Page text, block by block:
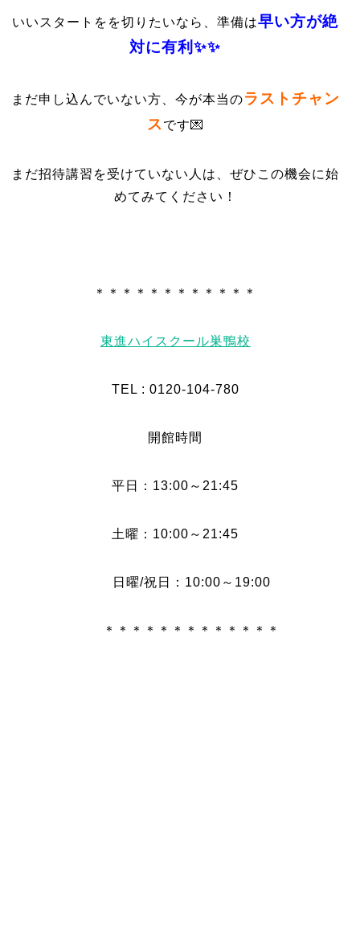
いいスタートをを切りたいなら、準備は早い方が絶
対に有利✨✨
まだ申し込んでいない方、今が本当のラストチャン
ス です💌
まだ招待講習を受けていない人は、ぜひこの機会に始
めてみてください！
＊＊＊＊＊＊＊＊＊＊＊＊
東進ハイスクール巣鴨校
TEL : 0120-104-780
開館時間
平日：13:00～21:45
土曜：10:00～21:45
日曜/祝日：10:00～19:00
＊＊＊＊＊＊＊＊＊＊＊＊＊